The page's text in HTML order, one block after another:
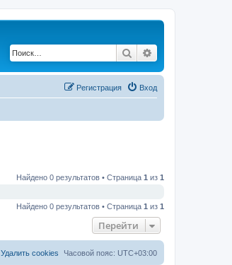
Поиск
Вход
Регистрация
Найдено 0 результатов • Страница 1 из 1
Найдено 0 результатов • Страница 1 из 1
Перейти
Часовой пояс: UTC+03:00
Удалить cookies